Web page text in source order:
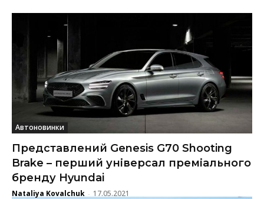
Автоновинки
Представлений Genesis G70 Shooting
Brake – перший універсал преміального
бренду Hyundai
Nataliya Kovalchuk - 17.05.2021